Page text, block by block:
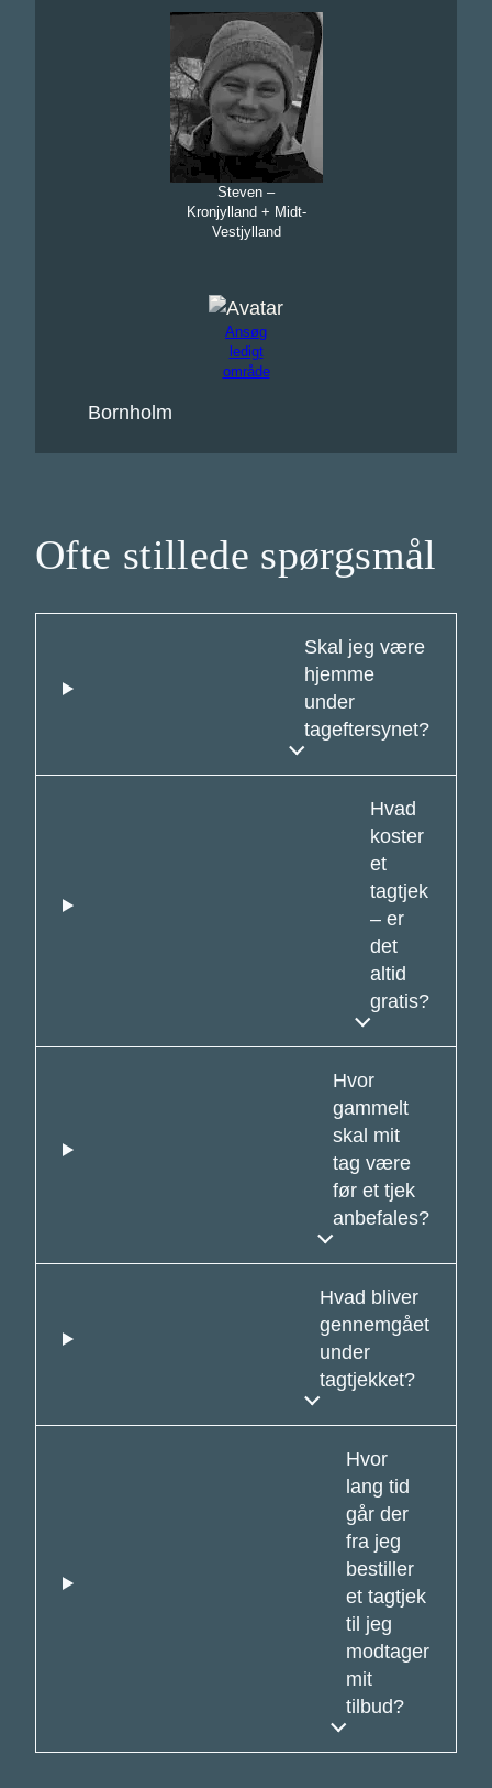
Steven –
Kronjylland + Midt-
Vestjylland
Ansøg
ledigt
område
Bornholm
Ofte stillede spørgsmål
Skal jeg være
hjemme
under
tageftersynet?
Hvad
koster
et
tagtjek
– er
det
altid
gratis?
Hvor
gammelt
skal mit
tag være
før et tjek
anbefales?
Hvad bliver
gennemgået
under
tagtjekket?
Hvor
lang tid
går der
fra jeg
bestiller
et tagtjek
til jeg
modtager
mit
tilbud?